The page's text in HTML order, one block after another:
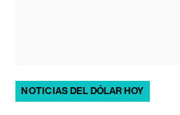
NOTICIAS DEL DÓLAR HOY